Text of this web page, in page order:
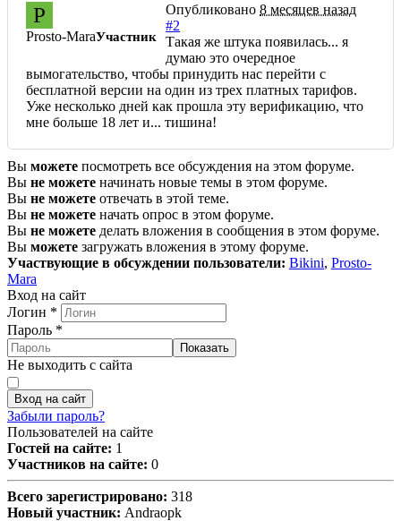
P
Prosto-MaraУчастник
Опубликовано 8 месяцев назад
#2
Такая же штука появилась... я
думаю это очередное
вымогательство, чтобы принудить нас перейти с
бесплатной версии на один из трех платных тарифов.
Уже несколько дней как прошла эту верификацию, что
мне больше 18 лет и... тишина!
Вы можете посмотреть все обсуждения на этом форуме.
Вы не можете начинать новые темы в этом форуме.
Вы не можете отвечать в этой теме.
Вы не можете начать опрос в этом форуме.
Вы не можете делать вложения в сообщения в этом форуме.
Вы можете загружать вложения в этому форуме.
Участвующие в обсуждении пользователи: Bikini, Prosto-
Mara
Вход на сайт
Логин *
Пароль *
Показать
Не выходить с сайта
Вход на сайт
Забыли пароль?
Пользователей на сайте
Гостей на сайте: 1
Участников на сайте: 0
Всего зарегистрировано: 318
Новый участник: Andraopk